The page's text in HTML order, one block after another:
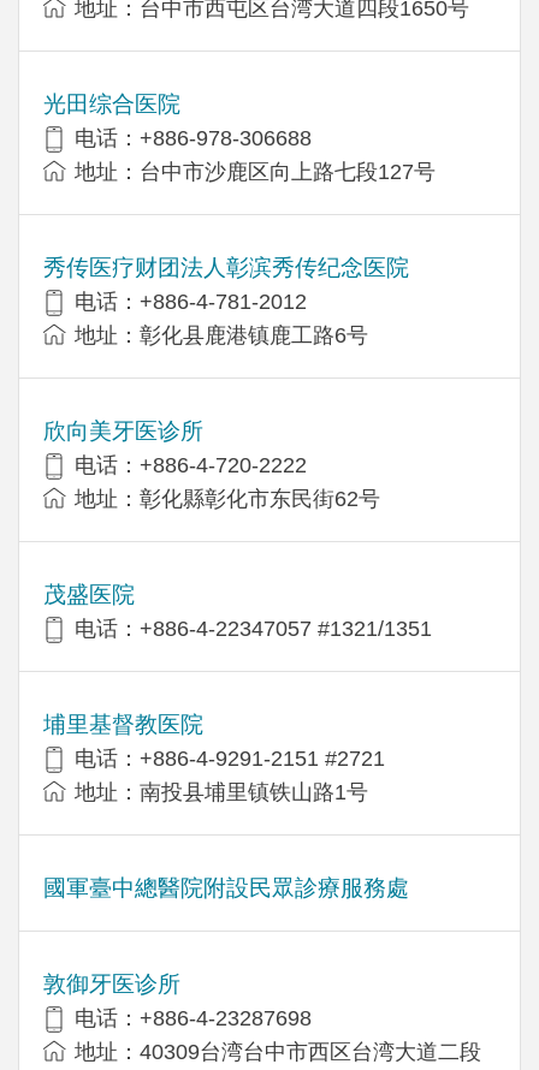
地址：台中市西屯区台湾大道四段1650号
光田综合医院
电话：+886-978-306688
地址：台中市沙鹿区向上路七段127号
秀传医疗财团法人彰滨秀传纪念医院
电话：+886-4-781-2012
地址：彰化县鹿港镇鹿工路6号
欣向美牙医诊所
电话：+886-4-720-2222
地址：彰化縣彰化市东民街62号
茂盛医院
电话：+886-4-22347057 #1321/1351
埔里基督教医院
电话：+886-4-9291-2151 #2721
地址：南投县埔里镇铁山路1号
國軍臺中總醫院附設民眾診療服務處
敦御牙医诊所
电话：+886-4-23287698
地址：40309台湾台中市西区台湾大道二段